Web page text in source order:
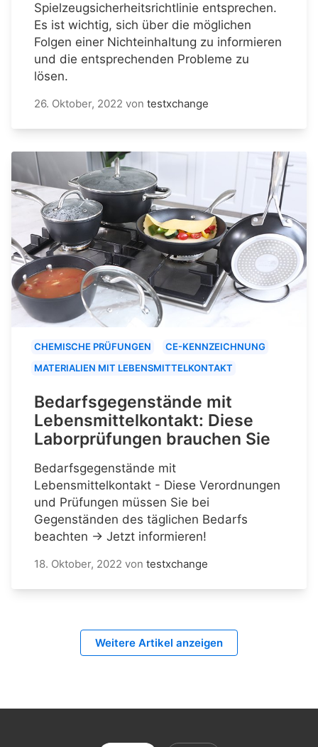
Spielzeugsicherheitsrichtlinie entsprechen.
Es ist wichtig, sich über die möglichen
Folgen einer Nichteinhaltung zu informieren
und die entsprechenden Probleme zu
lösen.
26. Oktober, 2022 von testxchange
CHEMISCHE PRÜFUNGEN
CE-KENNZEICHNUNG
MATERIALIEN MIT LEBENSMITTELKONTAKT
Bedarfsgegenstände mit
Lebensmittelkontakt: Diese
Laborprüfungen brauchen Sie
Bedarfsgegenstände mit
Lebensmittelkontakt - Diese Verordnungen
und Prüfungen müssen Sie bei
Gegenständen des täglichen Bedarfs
beachten → Jetzt informieren!
18. Oktober, 2022 von testxchange
Weitere Artikel anzeigen